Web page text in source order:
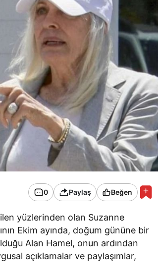
0 Paylaş Beğen
yüzlerinden olan Suzanne
Ekim ayında, doğum gününe bir
Alan Hamel, onun ardından
açıklamalar ve paylaşımlar,